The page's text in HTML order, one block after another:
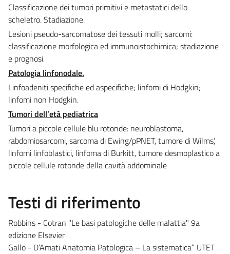
Classificazione dei tumori primitivi e metastatici dello
scheletro. Stadiazione.
Lesioni pseudo-sarcomatose dei tessuti molli; sarcomi:
classificazione morfologica ed immunoistochimica; stadiazione
e prognosi.
Patologia linfonodale.
Linfoadeniti specifiche ed aspecifiche; linfomi di Hodgkin;
linfomi non Hodgkin.
Tumori dell’età pediatrica
Tumori a piccole cellule blu rotonde: neuroblastoma,
rabdomiosarcomi, sarcoma di Ewing/pPNET, tumore di Wilms’,
linfomi linfoblastici, linfoma di Burkitt, tumore desmoplastico a
piccole cellule rotonde della cavità addominale
Testi di riferimento
Robbins - Cotran "Le basi patologiche delle malattia" 9a
edizione Elsevier
Gallo - D’Amati Anatomia Patologica – La sistematica” UTET